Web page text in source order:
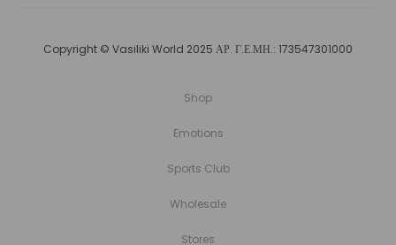
Copyright © Vasiliki World 2025 ΑΡ. Γ.Ε.ΜΗ.: 173547301000
Shop
Emotions
Sports Club
Wholesale
Stores